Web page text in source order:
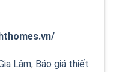
Lâm, Báo giá thiết